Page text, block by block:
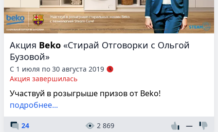
Акция Beko «Стирай Отговорки с Ольгой
Бузовой»
С 1 июля по 30 августа 2019
Акция завершилась
Участвуй в розыгрыше призов от Beko!
подробнее...
24 2 869 —